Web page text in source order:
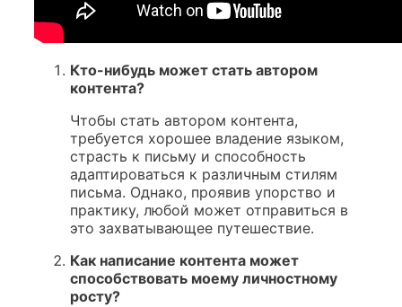
Кто-нибудь может стать автором
контента?
Чтобы стать автором контента,
требуется хорошее владение языком,
страсть к письму и способность
адаптироваться к различным стилям
письма. Однако, проявив упорство и
практику, любой может отправиться в
это захватывающее путешествие.
Как написание контента может
способствовать моему личностному
росту?